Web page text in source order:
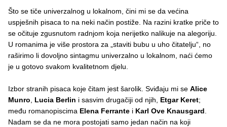
Što se tiče univerzalnog u lokalnom, čini mi se da većina
uspješnih pisaca to na neki način postiže. Na razini kratke priče to
se očituje zgusnutom radnjom koja nerijetko nalikuje na alegoriju.
U romanima je više prostora za „staviti bubu u uho čitatelju“, no
raširimo li dovoljno sintagmu univerzalno u lokalnom, naći ćemo
je u gotovo svakom kvalitetnom djelu.
Izbor stranih pisaca koje čitam jest šarolik. Sviđaju mi se Alice
Munro
Lucia Berlin i sasvim drugačiji od njih, Etgar Keret;
među romanopiscima Elena Ferrante i Karl Ove Knausgard
Nadam se da ne mora postojati samo jedan način na koji